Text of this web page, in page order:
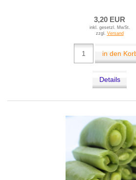
3,20 EUR
inkl. gesetzl. MwSt.
zzgl. Versand
in den
Details